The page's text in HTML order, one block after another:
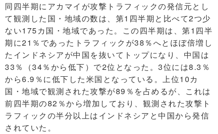
同四半期にアカマイが攻撃トラフィックの発信元とし
て観測した国・地域の数は、第1四半期と比べて2つ少
ない175カ国・地域であった。この四半期は、第1四半
期に21％であったトラフィックが38％へとほぼ倍増し
たインドネシアが中国を抜いてトップになり、中国は
33％（34％から低下）で2位となった。3位には8.3％
から6.9％に低下した米国となっている。上位10カ
国・地域で観測された攻撃が89％を占めるが、これは
前四半期の82％から増加しており、観測された攻撃ト
ラフィックの半分以上はインドネシアと中国から発信
されていた。